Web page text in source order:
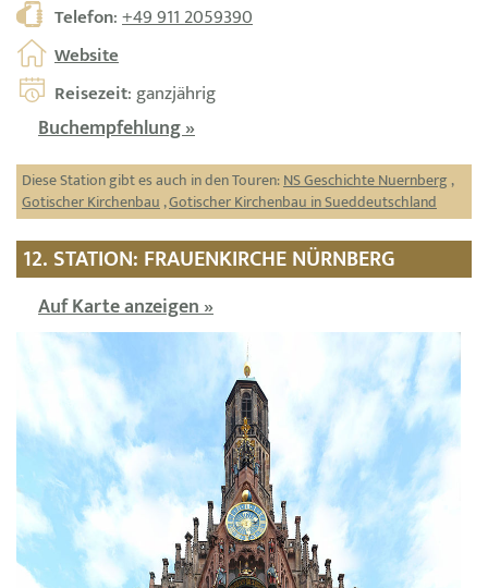
Telefon:+49 911 2059390
Website
Reisezeit: ganzjährig
Buchempfehlung »
Diese Station gibt es auch in den Touren:NS Geschichte Nuernberg ,
Gotischer Kirchenbau,Gotischer Kirchenbau in Sueddeutschland
12. STATION: FRAUENKIRCHE NÜRNBERG
Auf Karte anzeigen »